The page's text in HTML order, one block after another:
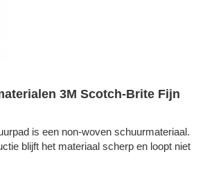
3M Scotch-Brite Fijn
is een non-woven schuurmateriaal.
blijft het materiaal scherp en loopt niet